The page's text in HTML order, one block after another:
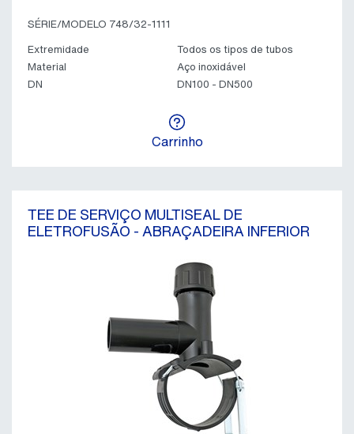
SÉRIE/MODELO 748/32-1111
Extremidade
Todos os tipos de tubos
Material
Aço inoxidável
DN
DN100 - DN500
Carrinho
TEE DE SERVIÇO MULTISEAL DE
ELETROFUSÃO - ABRAÇADEIRA INFERIOR